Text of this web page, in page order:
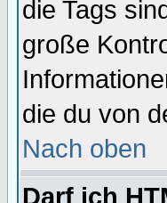
die Tags
große
die du von
Nach oben
Darf ich